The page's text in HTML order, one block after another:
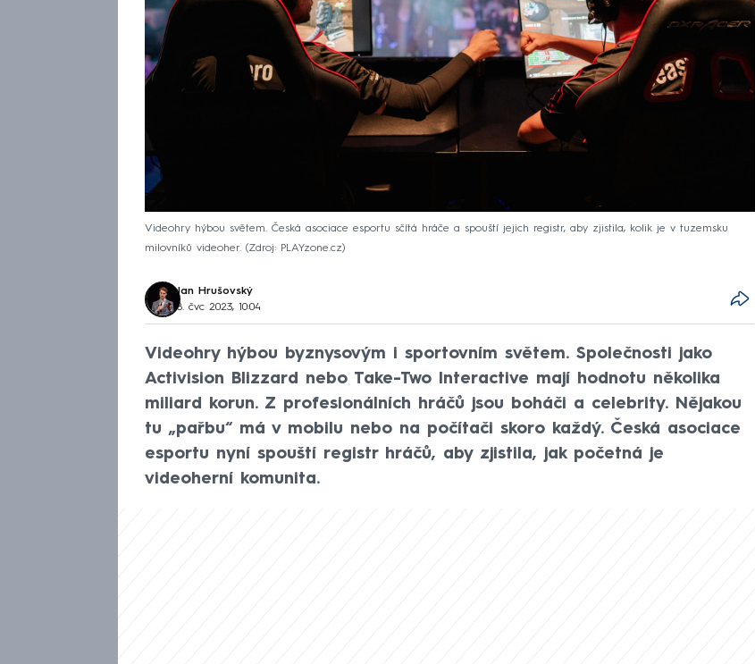
Videohry hýbou světem. Česká asociace esportu sčítá hráče a spouští jejich registr, aby zjistila, kolik je v tuzemsku
milovníků videoher.
Zdroj: PLAYzone.cz
Jan Hrušovský
8. čvc 2023, 10:04
Videohry hýbou byznysovým i sportovním světem. Společnosti jako
Activision Blizzard nebo Take-Two Interactive mají hodnotu několika
miliard korun. Z profesionálních hráčů jsou boháči a celebrity. Nějakou
tu „pařbu“ má v mobilu nebo na počítači skoro každý. Česká asociace
esportu nyní spouští registr hráčů, aby zjistila, jak početná je
videoherní komunita.